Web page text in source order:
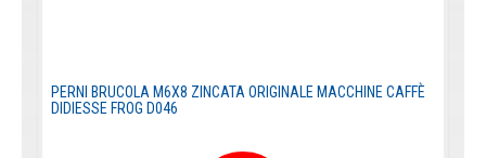
PERNI BRUCOLA M6X8 ZINCATA ORIGINALE MACCHINE CAFFÈ
DIDIESSE FROG D046